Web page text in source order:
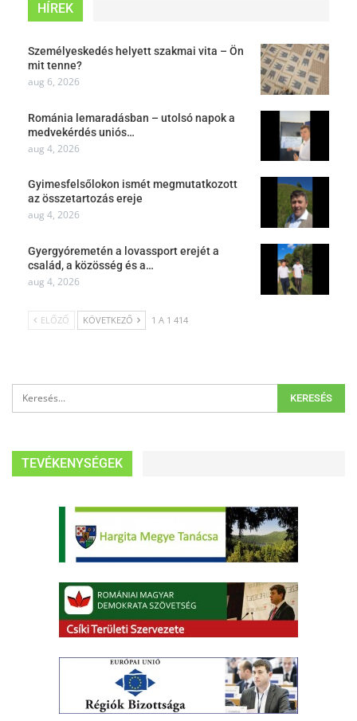
HÍREK
Személyeskedés helyett szakmai vita – Ön
mit tenne?
aug 6, 2026
Románia lemaradásban – utolsó napok a
medvekérdés uniós…
aug 4, 2026
Gyimesfelsőlokon ismét megmutatkozott
az összetartozás ereje
aug 4, 2026
Gyergyóremetén a lovassport erejét a
család, a közösség és a…
aug 4, 2026
ELŐZŐ KÖVETKEZŐ 1 A 1 414
TEVÉKENYSÉGEK